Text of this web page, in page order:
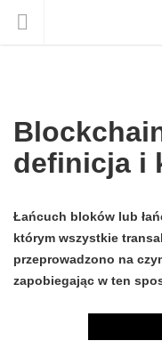
definicja i
Łańcuch bloków lub
którym wszystkie
przeprowadzono na
zapobiegając w ten